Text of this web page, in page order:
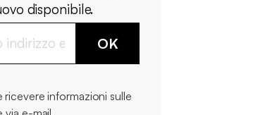
disponibile.
OK
ricevere informazioni sulle